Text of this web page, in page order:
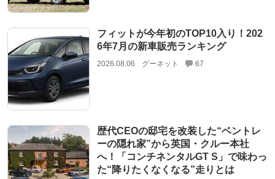
フィットが今年初のTOP10入り！202
6年7月の新車販売ランキング
2026.08.06 グーネット 67
歴代CEOの邸宅を改装した“ベントレ
ーの隠れ家”から英国・クルー本社
へ！「コンチネンタルGT S」で味わっ
た“降りたくなくなる”走りとは